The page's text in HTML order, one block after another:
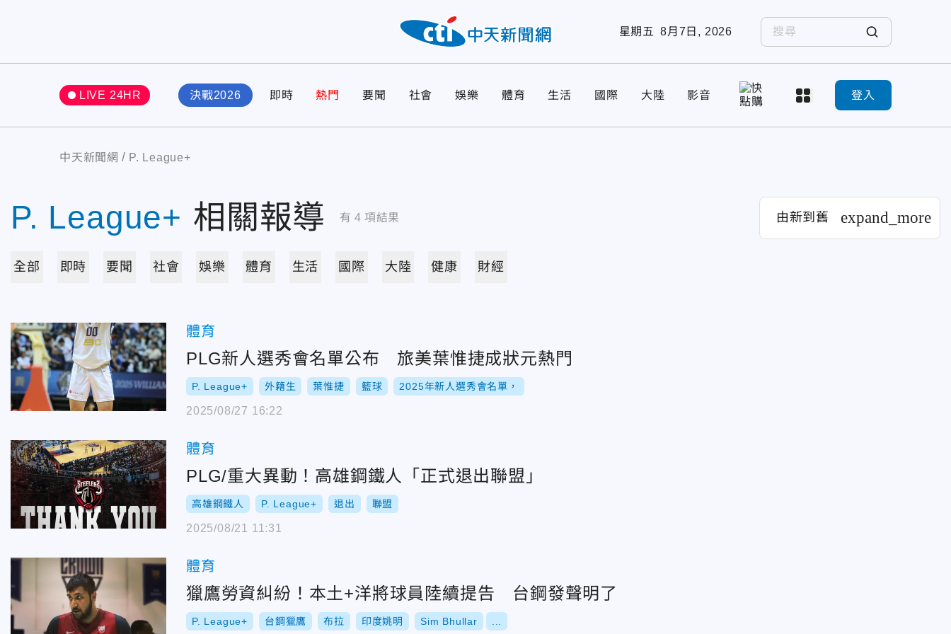
星期五 8月7日, 2026
LIVE 24HR 決戰2026 即時 熱門 要聞 社會 娛樂 體育 生活 國際 大陸 影音 登入
中天新聞網 P. League+
P. League+ 相關報導 有 4 項結果 由新到舊 expand_more
全部 即時 要聞 社會 娛樂 體育 生活 國際 大陸 健康 財經
體育
PLG新人選秀會名單公布 旅美葉惟捷成狀元熱門
P. League+ 外籍生 葉惟捷 籃球 2025年新人選秀會名單，
2025/08/27 16:22
體育
PLG/重大異動！高雄鋼鐵人「正式退出聯盟」
高雄鋼鐵人 P. League+ 退出 聯盟
2025/08/21 11:31
體育
獵鷹勞資糾紛！本土+洋將球員陸續提告 台鋼發聲明了
P. League+ 台鋼獵鷹 布拉 印度姚明 Sim Bhullar